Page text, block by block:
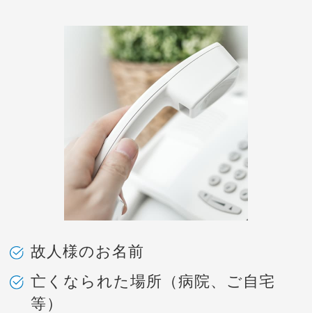
故人様のお名前
亡くなられた場所（病院、ご自宅
等）